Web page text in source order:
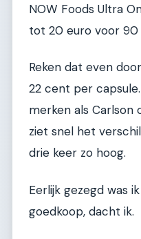
NOW Foods Ultra
tot 20 euro voor 90
Reken dat even
22 cent per
merken als Carlson
ziet snel het
drie keer zo hoog.
Eerlijk gezegd was
goedkoop, dacht ik.